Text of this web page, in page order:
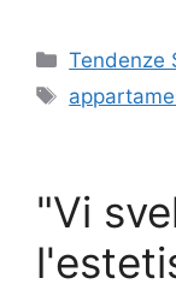
Categorie
Tendenze
Tag
"Vi